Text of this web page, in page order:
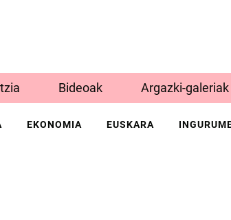
Bideoak Argazki-galeriak
EKONOMIA EUSKARA